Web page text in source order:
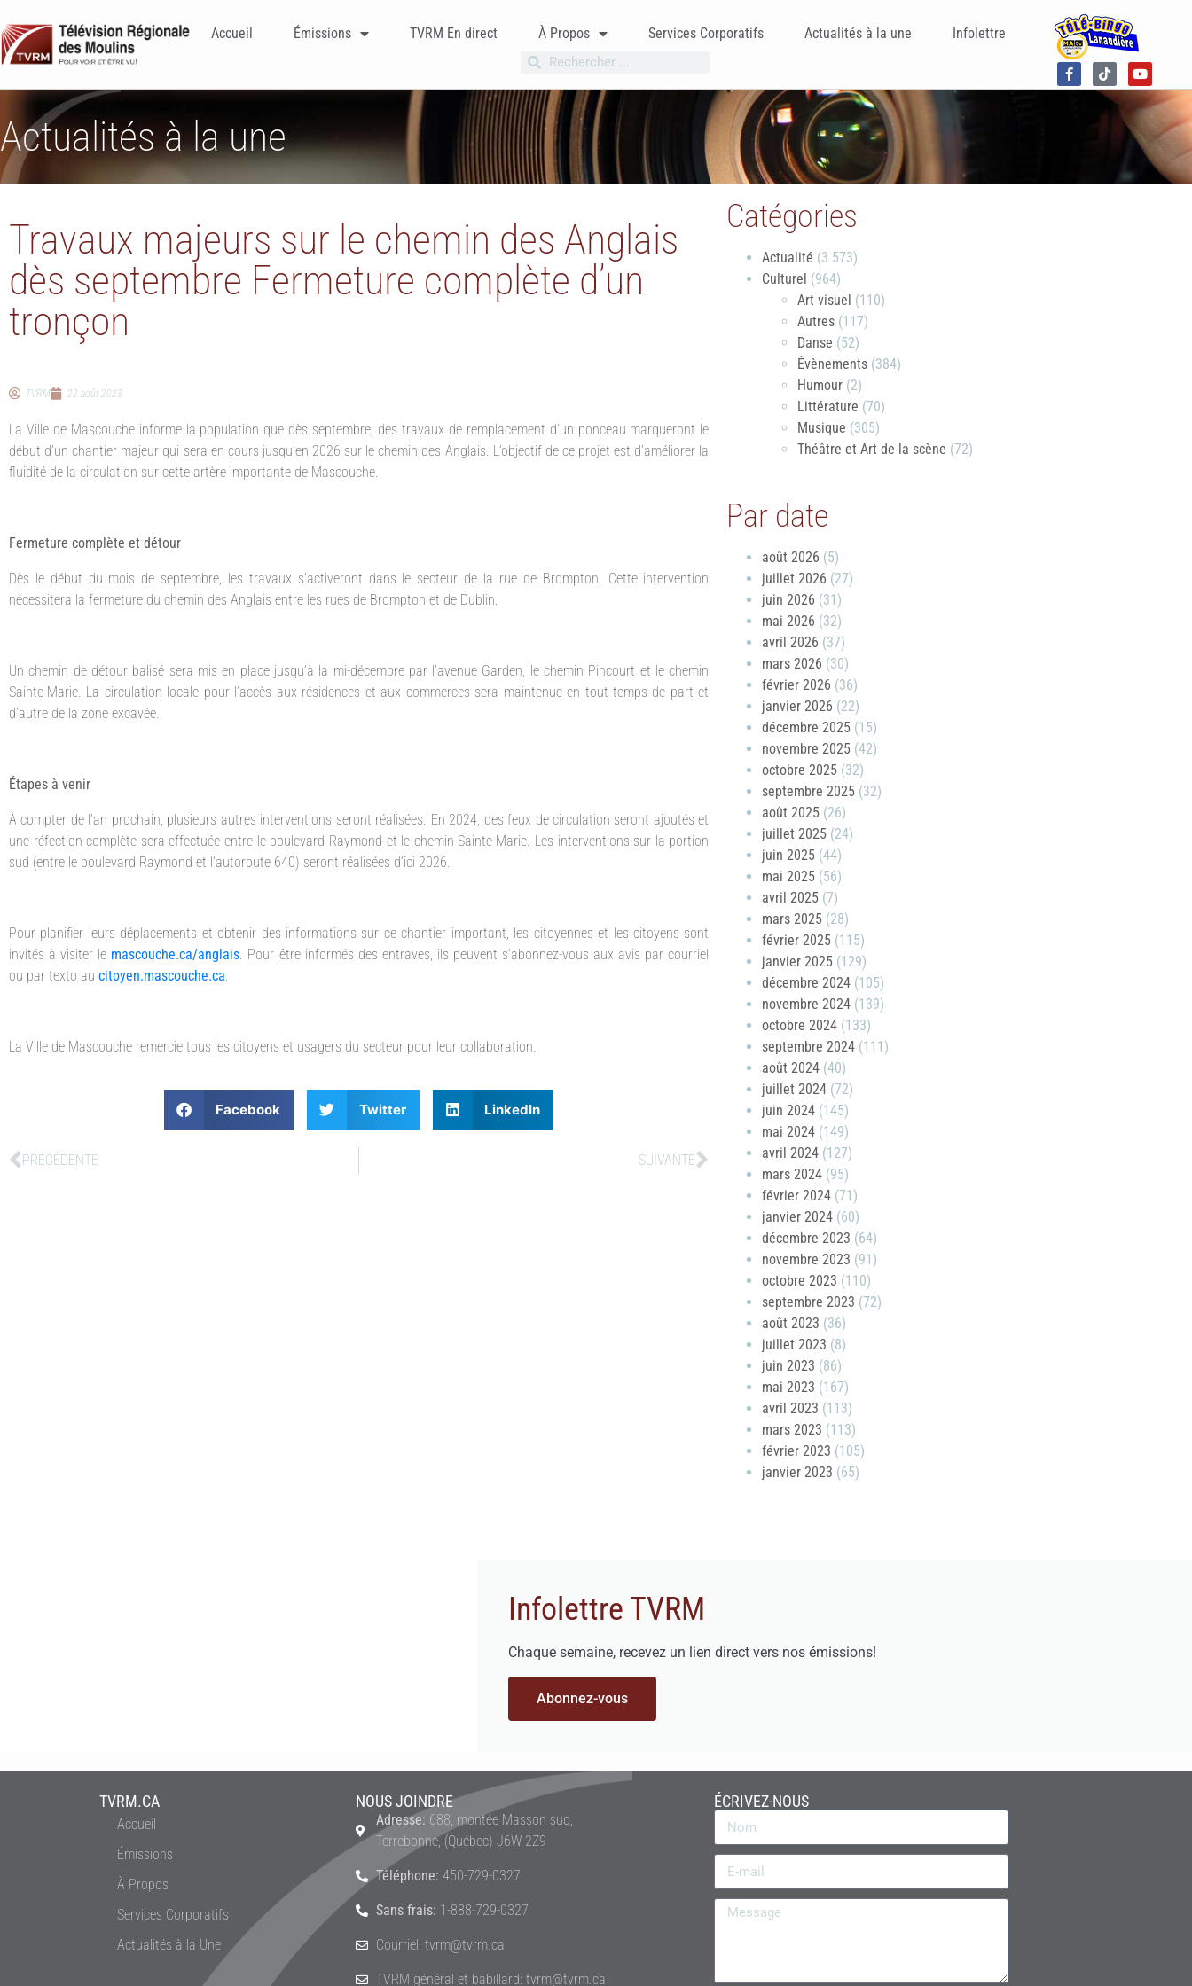
Accueil Émissions TVRM En direct À Propos Services Corporatifs Actualités à la une Infolettre
Actualités à la une
Travaux majeurs sur le chemin des Anglais
dès septembre Fermeture complète d’un
tronçon
TVRM 22 août 2023
La Ville de Mascouche informe la population que dès septembre, des travaux de remplacement d’un ponceau marqueront le
début d’un chantier majeur qui sera en cours jusqu’en 2026 sur le chemin des Anglais. L’objectif de ce projet est d’améliorer la
fluidité de la circulation sur cette artère importante de Mascouche.
Fermeture complète et détour
Dès le début du mois de septembre, les travaux s’activeront dans le secteur de la rue de Brompton. Cette intervention
nécessitera la fermeture du chemin des Anglais entre les rues de Brompton et de Dublin.
Un chemin de détour balisé sera mis en place jusqu’à la mi-décembre par l’avenue Garden, le chemin Pincourt et le chemin
Sainte-Marie. La circulation locale pour l’accès aux résidences et aux commerces sera maintenue en tout temps de part et
d’autre de la zone excavée.
Étapes à venir
À compter de l’an prochain, plusieurs autres interventions seront réalisées. En 2024, des feux de circulation seront ajoutés et
une réfection complète sera effectuée entre le boulevard Raymond et le chemin Sainte-Marie. Les interventions sur la portion
sud (entre le boulevard Raymond et l’autoroute 640) seront réalisées d’ici 2026.
Pour planifier leurs déplacements et obtenir des informations sur ce chantier important, les citoyennes et les citoyens sont
invités à visiter le mascouche.ca/anglais. Pour être informés des entraves, ils peuvent s’abonnez-vous aux avis par courriel
ou par texto au citoyen.mascouche.ca.
La Ville de Mascouche remercie tous les citoyens et usagers du secteur pour leur collaboration.
Facebook Twitter LinkedIn
PRÉCÉDENTE SUIVANTE
Catégories
Actualité (3 573)
Culturel (964)
Art visuel (110)
Autres (117)
Danse (52)
Évènements (384)
Humour (2)
Littérature (70)
Musique (305)
Théâtre et Art de la scène (72)
Par date
août 2026 (5)
juillet 2026 (27)
juin 2026 (31)
mai 2026 (32)
avril 2026 (37)
mars 2026 (30)
février 2026 (36)
janvier 2026 (22)
décembre 2025 (15)
novembre 2025 (42)
octobre 2025 (32)
septembre 2025 (32)
août 2025 (26)
juillet 2025 (24)
juin 2025 (44)
mai 2025 (56)
avril 2025 (7)
mars 2025 (28)
février 2025 (115)
janvier 2025 (129)
décembre 2024 (105)
novembre 2024 (139)
octobre 2024 (133)
septembre 2024 (111)
août 2024 (40)
juillet 2024 (72)
juin 2024 (145)
mai 2024 (149)
avril 2024 (127)
mars 2024 (95)
février 2024 (71)
janvier 2024 (60)
décembre 2023 (64)
novembre 2023 (91)
octobre 2023 (110)
septembre 2023 (72)
août 2023 (36)
juillet 2023 (8)
juin 2023 (86)
mai 2023 (167)
avril 2023 (113)
mars 2023 (113)
février 2023 (105)
janvier 2023 (65)
Infolettre TVRM
Chaque semaine, recevez un lien direct vers nos émissions!
Abonnez-vous
TVRM.CA
Accueil
Émissions
À Propos
Services Corporatifs
Actualités à la Une
NOUS JOINDRE
Adresse: 688, montée Masson sud,
Terrebonne, (Québec) J6W 2Z9
Téléphone: 450-729-0327
Sans frais: 1-888-729-0327
Courriel: tvrm@tvrm.ca
TVRM général et babillard: tvrm@tvrm.ca
ÉCRIVEZ-NOUS